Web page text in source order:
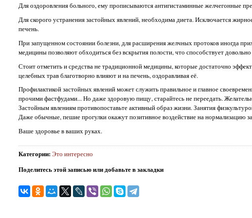
Для оздоровления больного, ему прописываются антигистаминные желчегонные
Для скорого устранения застойных явлений, необходима диета. Исключается
печень.
При запущенном состоянии болезни, для расширения желчных протоков иногда
медицины позволяют обходиться без вскрытия полости, что способствует
Стоит отметить и средства не традиционной медицины, которые достаточно
целебных трав благотворно влияют и на печень, оздоравливая её.
Профилактикой застойных явлений может служить правильное и главное
прочими фастфудами... Но даже здоровую пищу, старайтесь не переедать.
Застойным явлениям противопоставьте активный образ жизни. Занятия
Даже обычные, пешие прогулки окажут позитивное воздействие на нормализацию
Ваше здоровье в ваших руках.
Категории:Это интересно
Поделитесь этой записью или добавьте в закладки